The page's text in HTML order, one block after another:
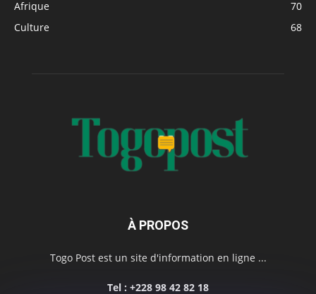
Afrique
70
Culture
68
À PROPOS
Togo Post est un site d'information en ligne ...
Tel : +228 98 42 82 18